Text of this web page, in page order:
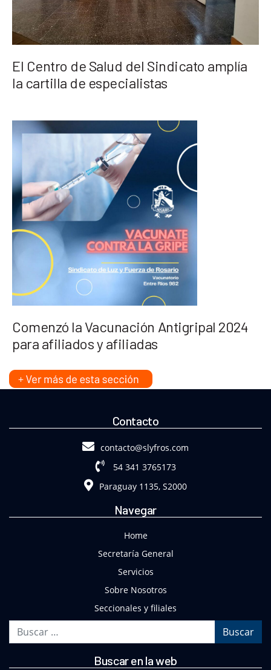
El Centro de Salud del Sindicato amplía
la cartilla de especialistas
Comenzó la Vacunación Antigripal 2024
para afiliados y afiliadas
Contacto
contacto@slyfros.com
54 341 3765173
Paraguay 1135, S2000
Navegar
Home
Secretaría General
Servicios
Sobre Nosotros
Seccionales y filiales
Buscar en la web